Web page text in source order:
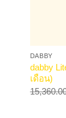
DABBY
dabby
เดือน)